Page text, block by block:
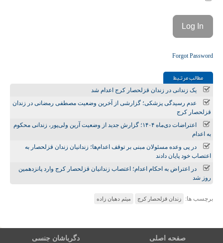
Forgot Password
مطالب مرتـبط
یک زندانی در زندان قزلحصار کرج اعدام شد
عدم رسیدگی پزشکی؛ گزارشی از آخرین وضعیت مصطفی رمضانی در زندان
قزلحصار کرج
اعتراضات دی‌ماه ۱۴۰۴؛ گزارش جدید از وضعیت آرین ولی‌پور، زندانی محکوم
به اعدام
در پی وعده مسئولان مبنی بر توقف اعدام‌ها؛ زندانیان زندان قزلحصار به
اعتصاب خود پایان دادند
در اعتراض به احکام اعدام؛ اعتصاب زندانیان قزلحصار کرج وارد پانزدهمین
روز شد
برچسب ها: زندان قزلحصار کرج میثم دهبان زاده
صفحه اصلی دگرباشان جنسی